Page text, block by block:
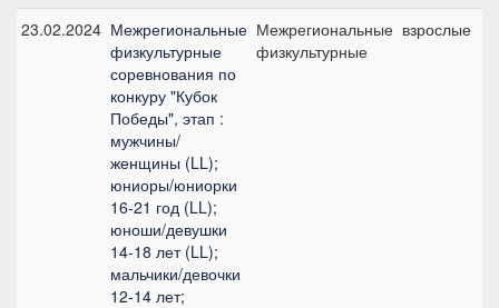
23.02.2024 Межрегиональные
физкультурные
соревнования по
конкуру "Кубок
Победы", этап :
мужчины/
женщины (LL);
юниоры/юниорки
16-21 год (LL);
юноши/девушки
14-18 лет (LL);
мальчики/девочки
12-14 лет;
Межрегиональные
физкультурные
взрослые